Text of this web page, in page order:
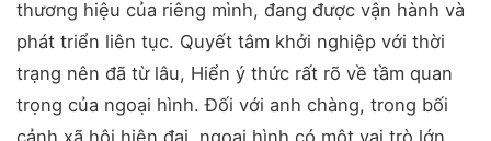
thương hiệu của riêng mình, đang được vận hành và
phát triển liên tục. Quyết tâm khởi nghiệp với thời
trạng nên đã từ lâu, Hiển ý thức rất rõ về tầm quan
trọng của ngoại hình. Đối với anh chàng, trong bối